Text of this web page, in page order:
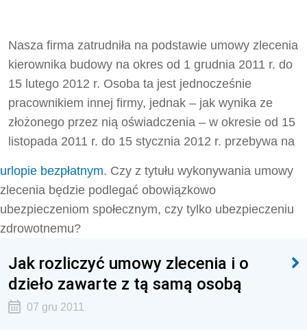
Nasza firma zatrudniła na podstawie umowy zlecenia
kierownika budowy na okres od 1 grudnia 2011 r. do
15 lutego 2012 r. Osoba ta jest jednocześnie
pracownikiem innej firmy, jednak – jak wynika ze
złożonego przez nią oświadczenia – w okresie od 15
listopada 2011 r. do 15 stycznia 2012 r. przebywa na
urlopie bezpłatnym. Czy z tytułu wykonywania umowy
zlecenia będzie podlegać obowiązkowo
ubezpieczeniom społecznym, czy tylko ubezpieczeniu
zdrowotnemu?
Jak rozliczyć umowy zlecenia i o
dzieło zawarte z tą samą osobą
07 gru 2011